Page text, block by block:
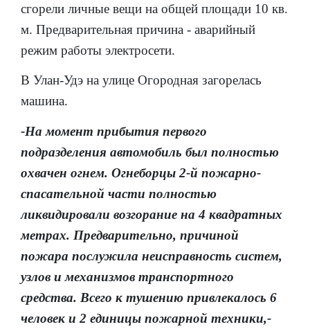
сгорели личные вещи на общей площади 10 кв.
м. Предварительная причина - аварийный
режим работы электросети.
В Улан-Удэ на улице Огородная загорелась
машина.
-На момент прибытия первого
подразделения автомобиль был полностью
охвачен огнем. Огнеборцы 2-й пожарно-
спасательной части полностью
ликвидировали возгорание на 4 квадратных
метрах. Предварительно, причиной
пожара послужила неисправность систем,
узлов и механизмов транспортного
средства. Всего к тушению привлекалось 6
человек и 2 единицы пожарной техники,-